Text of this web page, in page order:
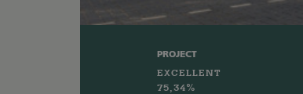
PROJECT
EXCELLENT
75,34%